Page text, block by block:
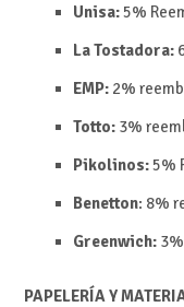
Unisa:5%
La Tostadora:
EMP: 2%
Totto: 3%
Pikolinos:5%
Benetton: 8%
Greenwich: 3%
PAPELERÍA Y